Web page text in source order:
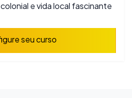
e vida local fascinante
seu curso